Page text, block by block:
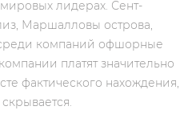
лидерах. Сент-
Маршалловы острова,
компаний офшорные
платят значительно
фактического нахождения,